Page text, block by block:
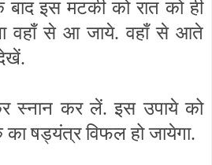
बाद इस मटकी को रात को ही
वहाँ से आ जाये. वहाँ से आते
स्नान कर लें. इस उपाये को
षड्यंत्र विफल हो जायेगा.